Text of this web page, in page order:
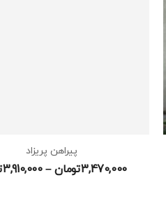
پیراهن پریزاد
تومان3,470,000
–
3,910,000